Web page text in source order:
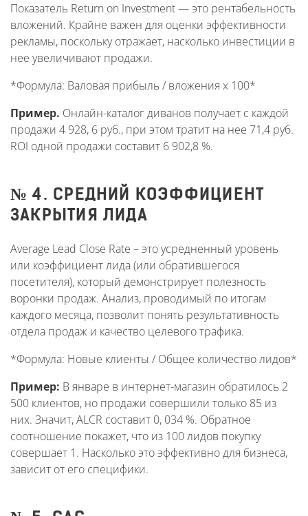
Показатель Return on Investment — это рентабельность
вложений. Крайне важен для оценки эффективности
рекламы, поскольку отражает, насколько инвестиции в
нее увеличивают продажи.
*Формула: Валовая прибыль / вложения x 100*
Пример. Онлайн-каталог диванов получает с каждой
продажи 4 928, 6 руб., при этом тратит на нее 71,4 руб.
ROI одной продажи составит 6 902,8 %.
№ 4. СРЕДНИЙ КОЭФФИЦИЕНТ
ЗАКРЫТИЯ ЛИДА
Average Lead Close Rate – это усредненный уровень
или коэффициент лида (или обратившегося
посетителя), который демонстрирует полезность
воронки продаж. Анализ, проводимый по итогам
каждого месяца, позволит понять результативность
отдела продаж и качество целевого трафика.
*Формула: Новые клиенты / Общее количество лидов*
Пример: В январе в интернет-магазин обратилось 2
500 клиентов, но продажи совершили только 85 из
них. Значит, ALCR составит 0, 034 %. Обратное
соотношение покажет, что из 100 лидов покупку
совершает 1. Насколько это эффективно для бизнеса,
зависит от его специфики.